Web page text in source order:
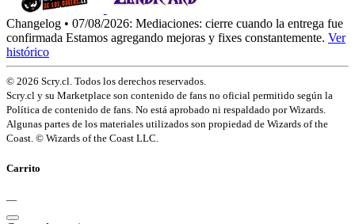
Changelog • 07/08/2026: Mediaciones: cierre cuando la entrega fue
confirmada Estamos agregando mejoras y fixes constantemente. Ver
histórico
© 2026 Scry.cl. Todos los derechos reservados.
Scry.cl y su Marketplace son contenido de fans no oficial permitido según la
Política de contenido de fans. No está aprobado ni respaldado por Wizards.
Algunas partes de los materiales utilizados son propiedad de Wizards of the
Coast. © Wizards of the Coast LLC.
Carrito
—